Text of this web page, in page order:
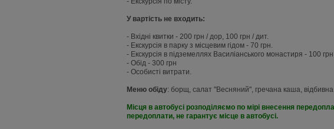
У вартість не входить:
- Вхідні квитки - 200 грн / дор, 100 грн / дит.
- Екскурсія в парку з місцевим гідом - 70 грн.
- Екскурсія в підземеллях Василіанського монастиря - 100
- Обід - 300 грн
- Особисті витрати.
Меню обіду: борщ, салат "Весняний", гречана каша, відбивна
Місця в автобусі розподіляємо по мірі внесення
передоплати, не гарантує місце в автобусі.